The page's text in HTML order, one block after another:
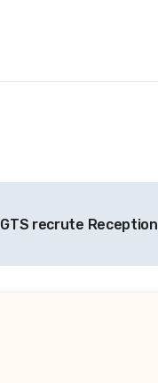
GTS recrute Reception